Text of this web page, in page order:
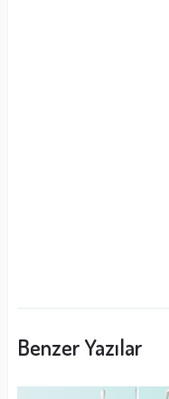
Benzer Yazılar